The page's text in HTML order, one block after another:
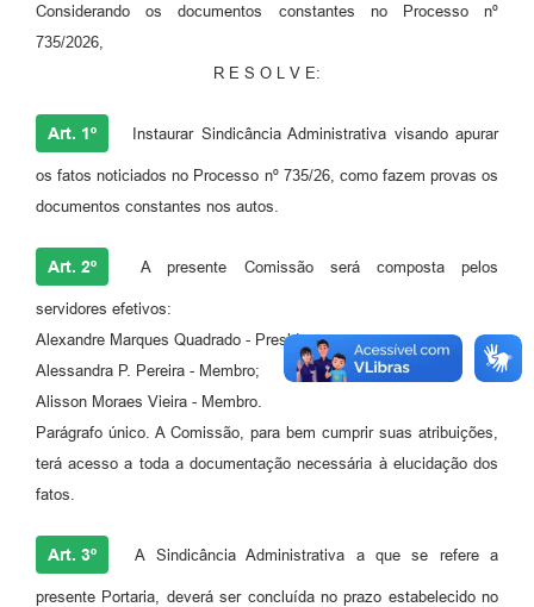
Considerando os documentos constantes no Processo nº
735/2026,
R E S O L V E:
Art. 1º Instaurar Sindicância Administrativa visando apurar
os fatos noticiados no Processo nº 735/26, como fazem provas os
documentos constantes nos autos.
Art. 2º A presente Comissão será composta pelos
servidores efetivos:
Alexandre Marques Quadrado - Presidente;
Alessandra P. Pereira - Membro;
Alisson Moraes Vieira - Membro.
Parágrafo único. A Comissão, para bem cumprir suas atribuições,
terá acesso a toda a documentação necessária à elucidação dos
fatos.
Art. 3º A Sindicância Administrativa a que se refere a
presente Portaria, deverá ser concluída no prazo estabelecido no